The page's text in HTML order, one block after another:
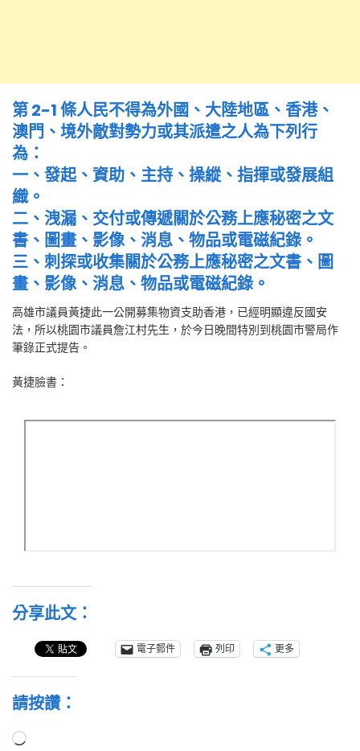
第 2-1 條人民不得為外國、大陸地區、香港、
澳門、境外敵對勢力或其派遣之人為下列行
為：
一、發起、資助、主持、操縱、指揮或發展組
織。
二、洩漏、交付或傳遞關於公務上應秘密之文
書、圖畫、影像、消息、物品或電磁紀錄。
三、刺探或收集關於公務上應秘密之文書、圖
畫、影像、消息、物品或電磁紀錄。
高雄市議員黃捷此一公開募集物資支助香港，已經明顯違反國安
法，所以桃園市議員詹江村先生，於今日晚間特別到桃園市警局作
筆錄正式提告。
黃捷臉書：
分享此文：
電子郵件 列印 更多
請按讚：
正